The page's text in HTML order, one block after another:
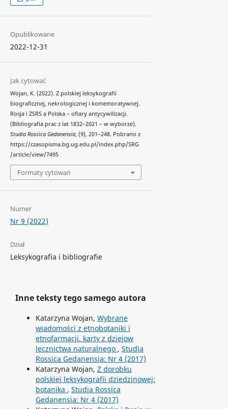
Opublikowane
2022-12-31
Jak cytować
Wojan, K. (2022). Z polskiej leksykografii
biograficznej, nekrologicznej i komemoratywnej.
Rosja i ZSRS a Polska – ofiary antycywilizacji.
(Bibliografia prac z lat 1832–2021 – w wyborze).
Studia Rossica Gedanensia, (9), 201–248. Pobrano z
https://czasopisma.bg.ug.edu.pl/index.php/SRG
/article/view/7495
Formaty cytowań
Numer
Nr 9 (2022)
Dział
Leksykografia i bibliografie
Inne teksty tego samego autora
Katarzyna Wojan, Wybrane
wiadomości z etnobotaniki i
etnofarmacji. karty z dziejow
lecznictwa naturalnego , Studia
Rossica Gedanensia: Nr 4 (2017)
Katarzyna Wojan, Z dorobku
polskiej leksykografii dziedzinowej:
botanika , Studia Rossica
Gedanensia: Nr 4 (2017)